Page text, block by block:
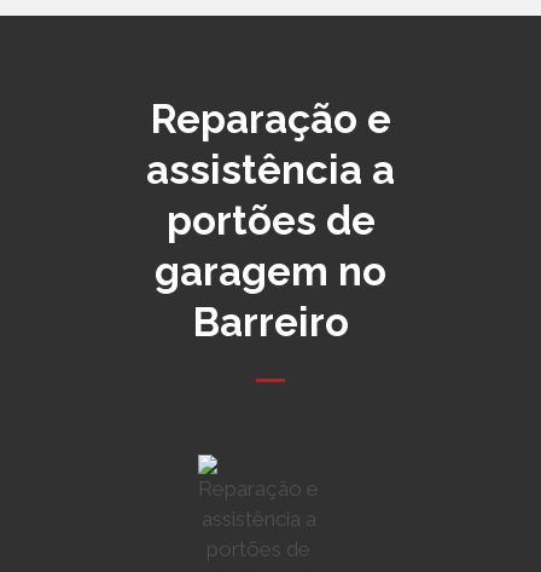
Reparação e
assistência a
portões de
garagem no
Barreiro